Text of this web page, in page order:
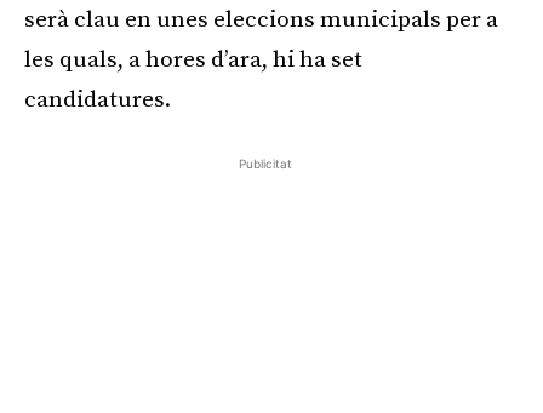
serà clau en unes eleccions municipals per a
les quals, a hores d’ara, hi ha set
candidatures.
Publicitat